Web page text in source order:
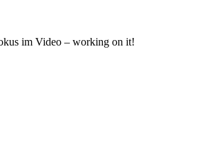
im Video – working on it!